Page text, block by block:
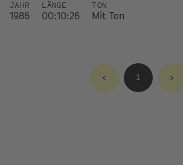
JAHR
1986
LÄNGE
00:10:26
TON
Mit Ton
< 1 >